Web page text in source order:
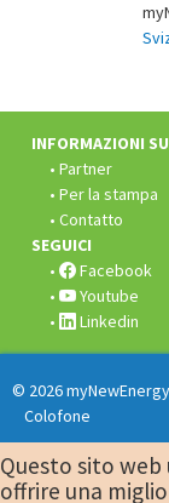
INFORMAZIONI
Partner
Per la stampa
Contatto
SEGUICI
Facebook
Youtube
Linkedin
© 2026myNewEnergy
Colofone
Questo sito
offrire una